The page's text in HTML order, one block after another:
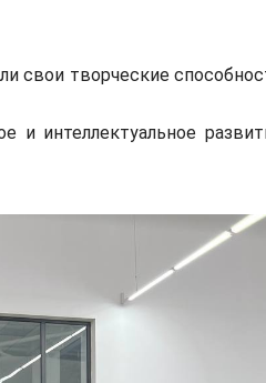
свои творческие
и интеллектуальное